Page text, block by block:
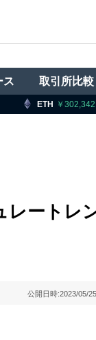
ス 取引所比較
302,342.0 0.65
ートレ
公開日時:2023/05/